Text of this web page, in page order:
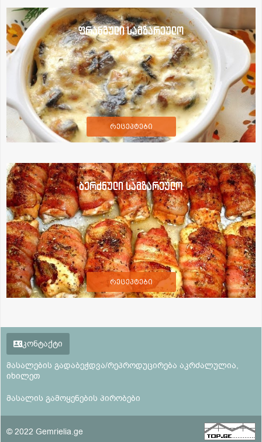
ფრანგული სამზარეულო
რეცეპტები
ბერძნული სამზარეულო
რეცეპტები
კონტაქტი
მასალების გადაბეჭდვა/რეპროდუცირება აკრძალულია,
იხილეთ
მასალის გამოყენების პირობები
© 2022 Gemrielia.ge